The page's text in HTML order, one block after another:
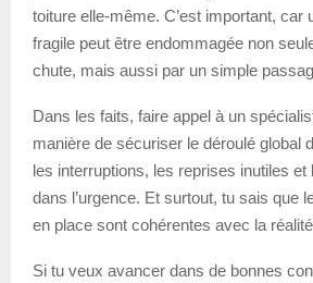
toiture elle-même. C’est important, car
fragile peut être endommagée non
chute, mais aussi par un simple
Dans les faits, faire appel à un
manière de sécuriser le déroulé global
les interruptions, les reprises inutiles
dans l’urgence. Et surtout, tu sais que
en place sont cohérentes avec la
Si tu veux avancer dans de bonnes